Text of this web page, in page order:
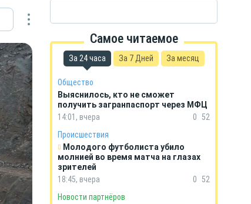
Самое читаемое
За 24 часа За 7 Дней За месяц
Общество
Выяснилось, кто не сможет
получить загранпаспорт через МФЦ
14:01, вчера
0 52
Происшествия
Молодого футболиста убило
молнией во время матча на глазах
зрителей
18:45, вчера
0 52
Новости партнёров